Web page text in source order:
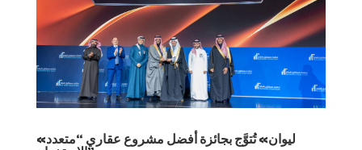
«ليوان» تُتوَّج بجائزة أفضل مشروع عقاري “متعدد